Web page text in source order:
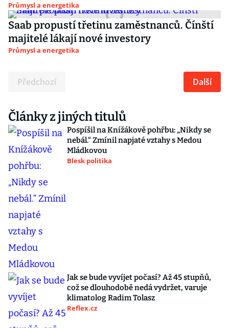
Průmysl a energetika
Saab propustí třetinu zaměstnanců. Čínští
majitelé lákají nové investory
Průmysl a energetika
Předchozí Další
Články z jiných titulů
Pospíšil na Knížákově pohřbu: „Nikdy se
nebál.“ Zmínil napjaté vztahy s Medou
Mládkovou
Blesk politika
Jak se bude vyvíjet počasí? Až 45 stupňů,
což se dlouhodobě nedá vydržet, varuje
klimatolog Radim Tolasz
Reflex.cz